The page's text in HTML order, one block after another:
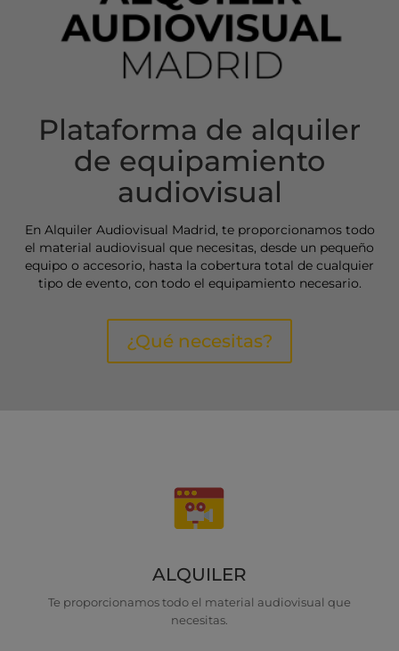
Plataforma de alquiler
de equipamiento
audiovisual
En Alquiler Audiovisual Madrid, te proporcionamos todo
el material audiovisual que necesitas, desde un pequeño
equipo o accesorio, hasta la cobertura total de cualquier
tipo de evento, con todo el equipamiento necesario.
¿Qué necesitas?
ALQUILER
Te proporcionamos todo el material audiovisual que
necesitas.